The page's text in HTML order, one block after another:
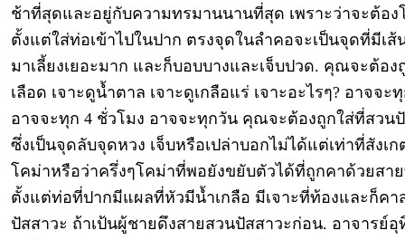
ช้าที่สุดและอยู่กับความทรมานนานที่สุด เพราะว่าจะต้อง
ตั้งแต่ใส่ท่อเข้าไปในปาก ตรงจุดในลำคอจะเป็นจุดที่มีเส้
มาเลี้ยงเยอะมาก และก็บอบบางและเจ็บปวด. คุณจะต้อง
เลือด เจาะดูน้ำตาล เจาะดูเกลือแร่ เจาะอะไรๆ? อาจจะ
อาจจะทุก 4 ชั่วโมง อาจจะทุกวัน คุณจะต้องถูกใส่ที่สวน
ซึ่งเป็นจุดลับจุดหวง เจ็บหรือเปล่าบอกไม่ได้แต่เท่าที่สังเ
โคม่าหรือว่าครึ่งๆโคม่าที่พอยังขยับตัวได้ที่ถูกคาด้วยสา
ตั้งแต่ท่อที่ปากมีแผลที่หัวมีน้ำเกลือ มีเจาะที่ท้องและก็คา
ปัสสาวะ ถ้าเป้นผู้ชายดึงสายสวนปัสสาวะก่อน. อาจารย์อุ